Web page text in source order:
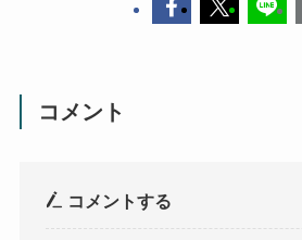
コメント
コメントする